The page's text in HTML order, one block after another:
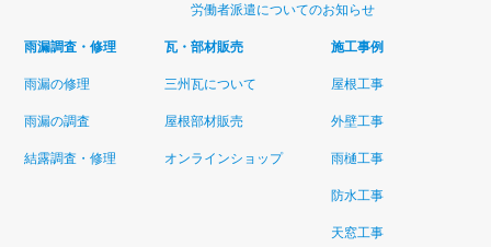
労働者派遣についてのお知らせ
雨漏調査・修理
雨漏の修理
雨漏の調査
結露調査・修理
瓦・部材販売
三州瓦について
屋根部材販売
オンラインショップ
施工事例
屋根工事
外壁工事
雨樋工事
防水工事
天窓工事